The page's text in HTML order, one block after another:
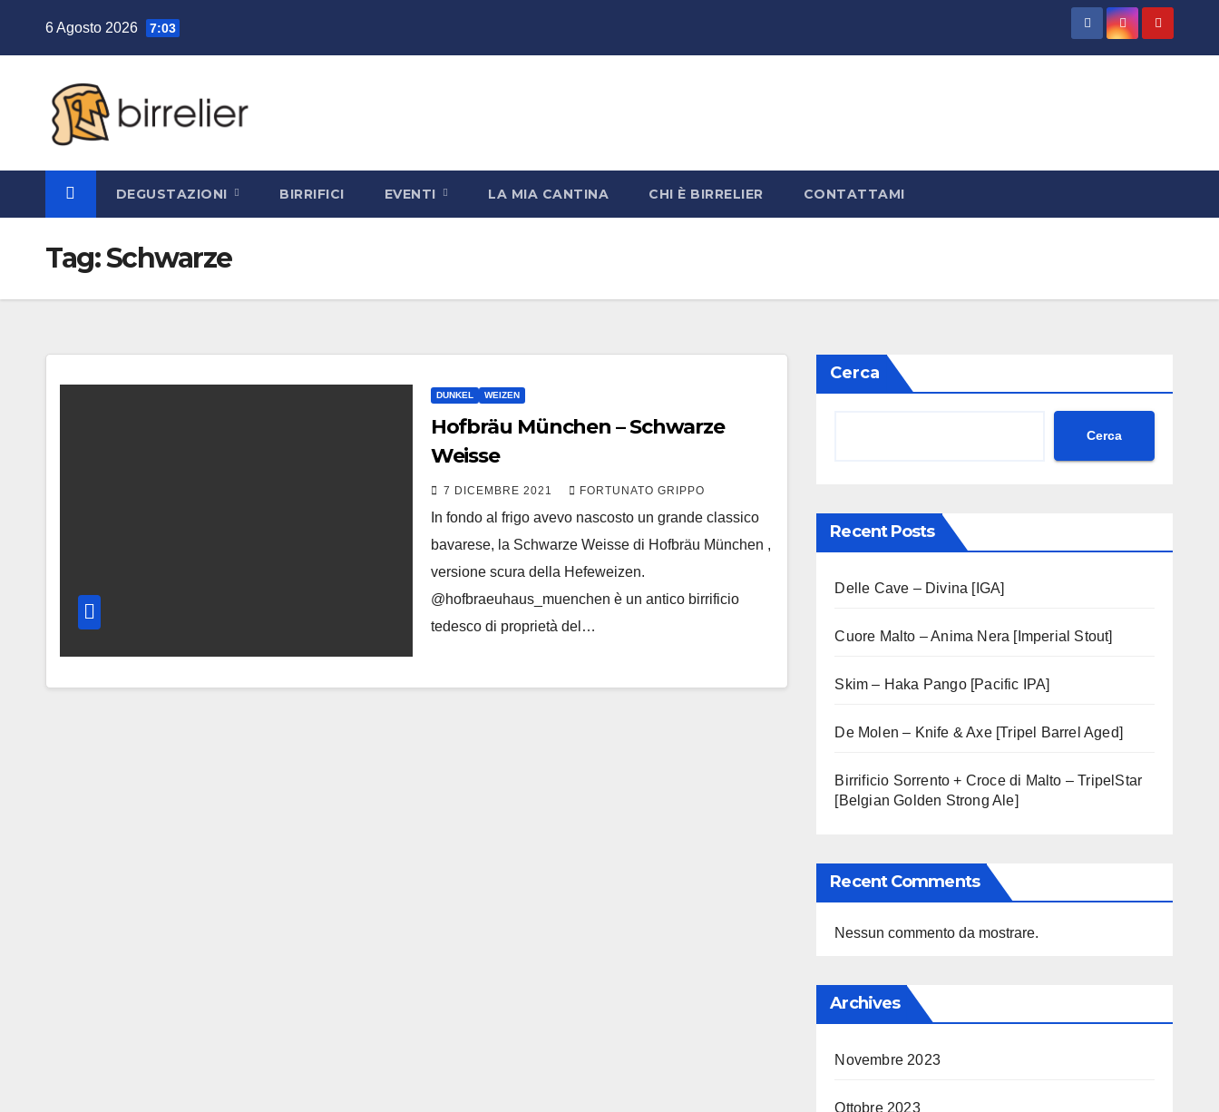
6 Agosto 2026 7:03
DEGUSTAZIONI BIRRIFICI EVENTI LA MIA CANTINA CHI È BIRRELIER CONTATTAMI
Tag:Schwarze
DUNKEL WEIZEN
Hofbräu München – Schwarze
Weisse
7 DICEMBRE 2021 FORTUNATO GRIPPO
In fondo al frigo avevo nascosto un grande classico
bavarese, la Schwarze Weisse di Hofbräu München ,
versione scura della Hefeweizen.
@hofbraeuhaus_muenchen è un antico birrificio
tedesco di proprietà del…
Cerca
Cerca
Recent Posts
Delle Cave – Divina [IGA]
Cuore Malto – Anima Nera [Imperial Stout]
Skim – Haka Pango [Pacific IPA]
De Molen – Knife & Axe [Tripel Barrel Aged]
Birrificio Sorrento + Croce di Malto – TripelStar
[Belgian Golden Strong Ale]
Recent Comments
Nessun commento da mostrare.
Archives
Novembre 2023
Ottobre 2023